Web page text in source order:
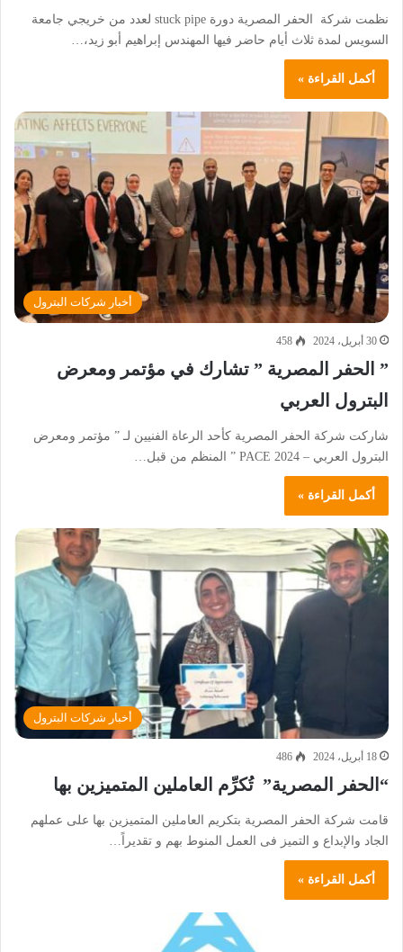
نظمت شركة الحفر المصرية دورة stuck pipe لعدد من خريجي جامعة
السويس لمدة ثلاث أيام حاضر فيها المهندس إبراهيم أبو زيد،…
أكمل القراءة »
أخبار شركات البترول
30 أبريل، 2024 458
” الحفر المصرية ” تشارك في مؤتمر ومعرض
البترول العربي
شاركت شركة الحفر المصرية كأحد الرعاة الفنيين لـ ” مؤتمر ومعرض
البترول العربي – PACE 2024 ” المنظم من قبل…
أكمل القراءة »
أخبار شركات البترول
18 أبريل، 2024 486
“الحفر المصرية” تُكرِّم العاملين المتميزين بها
قامت شركة الحفر المصرية بتكريم العاملين المتميزين بها على عملهم
الجاد والإبداع و التميز فى العمل المنوط بهم و تقديراً…
أكمل القراءة »